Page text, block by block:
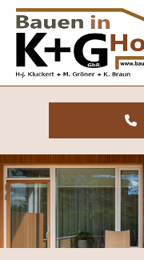
Zum Inhalt springen